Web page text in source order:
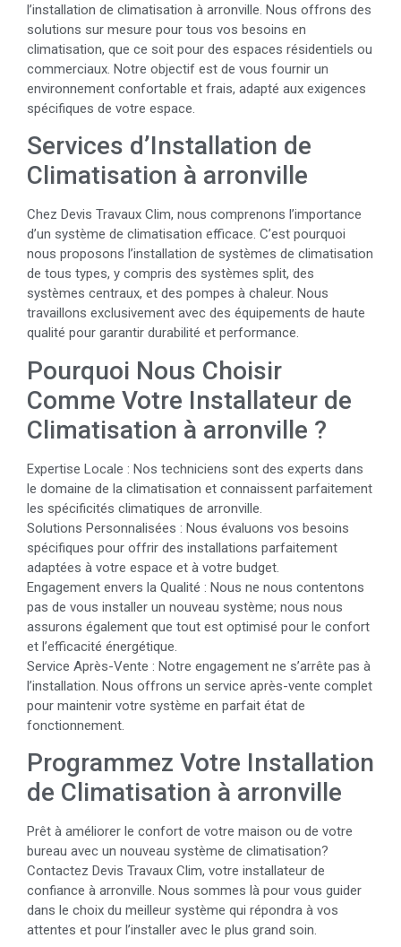
l’installation de climatisation à arronville. Nous offrons des
solutions sur mesure pour tous vos besoins en
climatisation, que ce soit pour des espaces résidentiels ou
commerciaux. Notre objectif est de vous fournir un
environnement confortable et frais, adapté aux exigences
spécifiques de votre espace.
Services d’Installation de
Climatisation à arronville
Chez Devis Travaux Clim, nous comprenons l’importance
d’un système de climatisation efficace. C’est pourquoi
nous proposons l’installation de systèmes de climatisation
de tous types, y compris des systèmes split, des
systèmes centraux, et des pompes à chaleur. Nous
travaillons exclusivement avec des équipements de haute
qualité pour garantir durabilité et performance.
Pourquoi Nous Choisir
Comme Votre Installateur de
Climatisation à arronville ?
Expertise Locale : Nos techniciens sont des experts dans
le domaine de la climatisation et connaissent parfaitement
les spécificités climatiques de arronville.
Solutions Personnalisées : Nous évaluons vos besoins
spécifiques pour offrir des installations parfaitement
adaptées à votre espace et à votre budget.
Engagement envers la Qualité : Nous ne nous contentons
pas de vous installer un nouveau système; nous nous
assurons également que tout est optimisé pour le confort
et l’efficacité énergétique.
Service Après-Vente : Notre engagement ne s’arrête pas à
l’installation. Nous offrons un service après-vente complet
pour maintenir votre système en parfait état de
fonctionnement.
Programmez Votre Installation
de Climatisation à arronville
Prêt à améliorer le confort de votre maison ou de votre
bureau avec un nouveau système de climatisation?
Contactez Devis Travaux Clim, votre installateur de
confiance à arronville. Nous sommes là pour vous guider
dans le choix du meilleur système qui répondra à vos
attentes et pour l’installer avec le plus grand soin.